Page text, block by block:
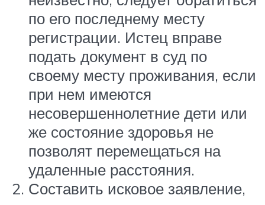
по его последнему месту
регистрации. Истец вправе
подать документ в суд по
своему месту проживания, если
при нем имеются
несовершеннолетние дети или
же состояние здоровья не
позволят перемещаться на
удаленные расстояния.
Составить исковое заявление,